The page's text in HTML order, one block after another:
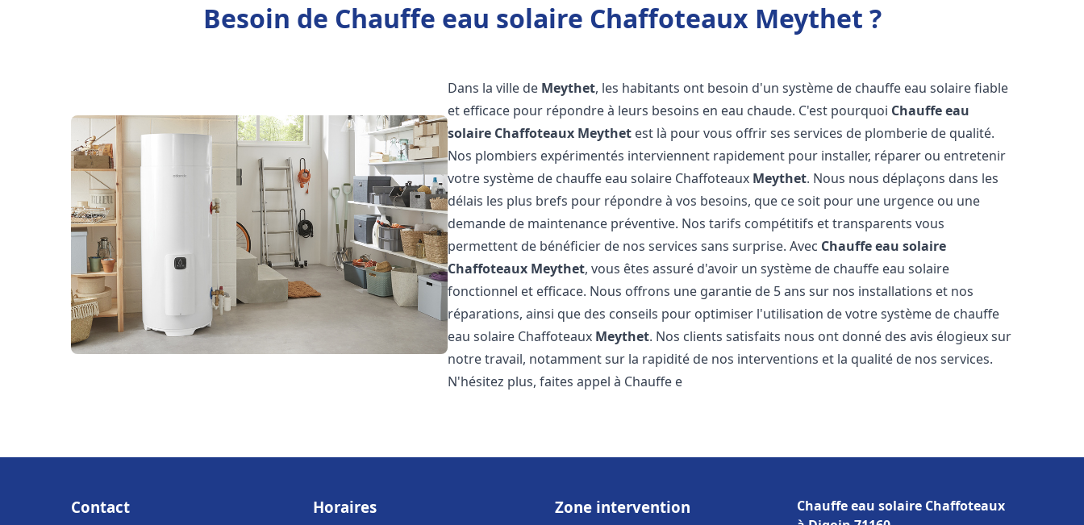
Besoin de Chauffe eau solaire Chaffoteaux Meythet ?
Dans la ville de Meythet, les habitants ont besoin d'un système de chauffe eau solaire fiable
et efficace pour répondre à leurs besoins en eau chaude. C'est pourquoi Chauffe eau
solaire Chaffoteaux Meythet est là pour vous offrir ses services de plomberie de qualité.
Nos plombiers expérimentés interviennent rapidement pour installer, réparer ou entretenir
votre système de chauffe eau solaire Chaffoteaux Meythet. Nous nous déplaçons dans les
délais les plus brefs pour répondre à vos besoins, que ce soit pour une urgence ou une
demande de maintenance préventive. Nos tarifs compétitifs et transparents vous
permettent de bénéficier de nos services sans surprise. Avec Chauffe eau solaire
Chaffoteaux Meythet, vous êtes assuré d'avoir un système de chauffe eau solaire
fonctionnel et efficace. Nous offrons une garantie de 5 ans sur nos installations et nos
réparations, ainsi que des conseils pour optimiser l'utilisation de votre système de chauffe
eau solaire Chaffoteaux Meythet. Nos clients satisfaits nous ont donné des avis élogieux sur
notre travail, notamment sur la rapidité de nos interventions et la qualité de nos services.
N'hésitez plus, faites appel à Chauffe e
Contact Horaires Zone intervention
Chauffe eau solaire Chaffoteaux